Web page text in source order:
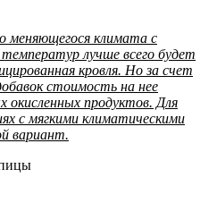
меняющегося климата с
лучше всего будет
кровля. Но за счет
стоимость на нее
окисленных продуктов. Для
с мягкими климатическими
вариант.